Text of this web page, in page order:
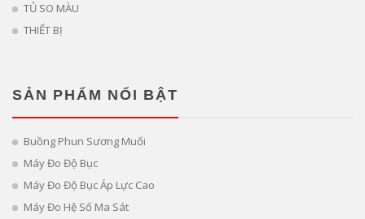
TỦ SO MÀU
THIẾT BỊ
SẢN PHẨM NỔI BẬT
Buồng Phun Sương Muối
Máy Đo Độ Bục
Máy Đo Độ Bục Áp Lực Cao
Máy Đo Hệ Số Ma Sát